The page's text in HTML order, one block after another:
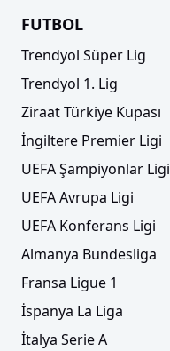
FUTBOL
Trendyol Süper Lig
Trendyol 1. Lig
Ziraat Türkiye Kupası
İngiltere Premier Ligi
UEFA Şampiyonlar Ligi
UEFA Avrupa Ligi
UEFA Konferans Ligi
Almanya Bundesliga
Fransa Ligue 1
İspanya La Liga
İtalya Serie A